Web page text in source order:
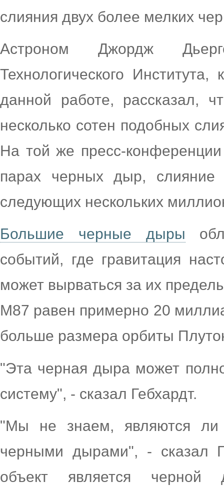
слияния двух более мелких
Астроном Джордж
Технологического
данной работе, рассказал,
несколько сотен подобных
На той же пресс-
парах черных дыр, слияние
следующих нескольких
Большие черные дыры
событий, где гравитация
может вырваться за их
M87 равен примерно 20
больше размера орбиты
"Эта черная дыра может
систему", - сказал Гебхардт.
"Мы не знаем, являются
черными дырами", - сказал
объект является черной